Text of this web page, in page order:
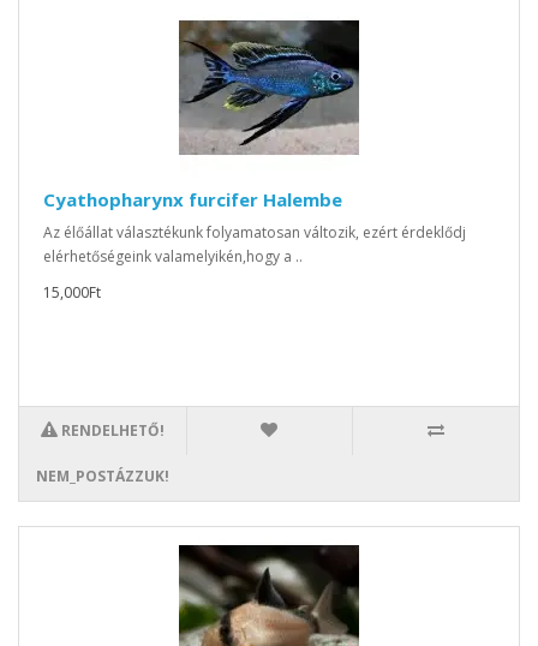
Cyathopharynx furcifer Halembe
Az élőállat választékunk folyamatosan változik, ezért érdeklődj
elérhetőségeink valamelyikén,hogy a ..
15,000Ft
RENDELHETŐ!
NEM_POSTÁZZUK!